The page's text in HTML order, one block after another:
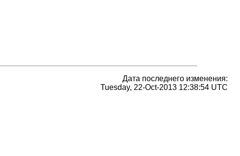
Дата последнего изменения:
Tuesday, 22-Oct-2013 12:38:54 UTC